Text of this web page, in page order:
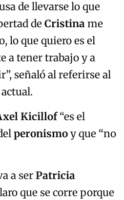
de llevarse lo que
deCristiname
lo que quiero es el
a tener trabajo y a
señaló al referirse al
Kicillof“es el
peronismoy que “no
a serPatricia
que se corre porque